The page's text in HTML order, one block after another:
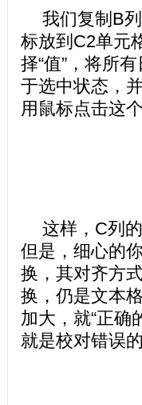
我们复制B
标放到C2单元
择“值”，将所
于选中状态，
用鼠标点击这
这样，C列
但是，细心的
换，其对齐方
换，仍是文本
加大，就“正确
就是校对错误